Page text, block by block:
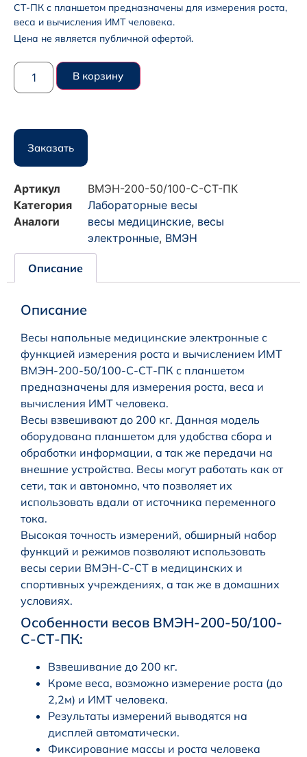
СТ-ПК с планшетом предназначены для измерения роста,
веса и вычисления ИМТ человека.
Цена не является публичной офертой.
В корзину
Заказать
Артикул
ВМЭН-200-50/100-С-СТ-ПК
Категория
Лабораторные весы
Аналоги
весы медицинские, весы
электронные, ВМЭН
Описание
Описание
Весы напольные медицинские электронные с
функцией измерения роста и вычислением ИМТ
ВМЭН-200-50/100-С-СТ-ПК с планшетом
предназначены для измерения роста, веса и
вычисления ИМТ человека.
Весы взвешивают до 200 кг. Данная модель
оборудована планшетом для удобства сбора и
обработки информации, а так же передачи на
внешние устройства. Весы могут работать как от
сети, так и автономно, что позволяет их
использовать вдали от источника переменного
тока.
Высокая точность измерений, обширный набор
функций и режимов позволяют использовать
весы серии ВМЭН-С-СТ в медицинских и
спортивных учреждениях, а так же в домашних
условиях.
Особенности весов ВМЭН-200-50/100-
С-СТ-ПК:
Взвешивание до 200 кг.
Кроме веса, возможно измерение роста (до
2,2м) и ИМТ человека.
Результаты измерений выводятся на
дисплей автоматически.
Фиксирование массы и роста человека